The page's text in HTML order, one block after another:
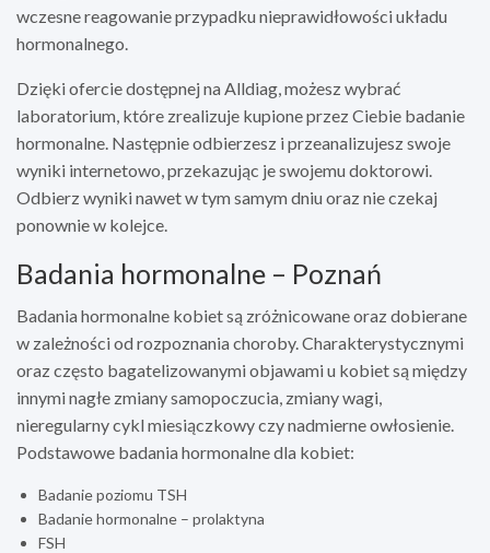
wczesne reagowanie przypadku nieprawidłowości układu
hormonalnego.
Dzięki ofercie dostępnej na Alldiag, możesz wybrać
laboratorium, które zrealizuje kupione przez Ciebie badanie
hormonalne. Następnie odbierzesz i przeanalizujesz swoje
wyniki internetowo, przekazując je swojemu doktorowi.
Odbierz wyniki nawet w tym samym dniu oraz nie czekaj
ponownie w kolejce.
Badania hormonalne – Poznań
Badania hormonalne kobiet są zróżnicowane oraz dobierane
w zależności od rozpoznania choroby. Charakterystycznymi
oraz często bagatelizowanymi objawami u kobiet są między
innymi nagłe zmiany samopoczucia, zmiany wagi,
nieregularny cykl miesiączkowy czy nadmierne owłosienie.
Podstawowe badania hormonalne dla kobiet:
Badanie poziomu TSH
Badanie hormonalne – prolaktyna
FSH